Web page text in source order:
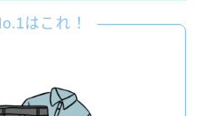
はこれ！